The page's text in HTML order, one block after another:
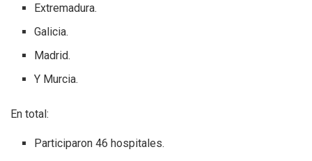
Extremadura.
Galicia.
Madrid.
Y Murcia.
En total:
Participaron 46 hospitales.